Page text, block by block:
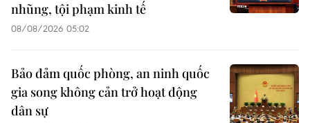
nhũng, tội phạm kinh tế
08/08/2026 05:02
Bảo đảm quốc phòng, an ninh quốc
gia song không cản trở hoạt động
dân sự